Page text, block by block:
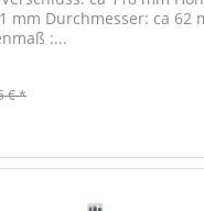
mm Durchmesser: ca 62
:...
€ *